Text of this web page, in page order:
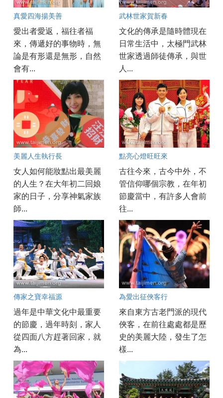
真愛四海揚美善
愛出者愛返，福往者福
來，傳遞好的事物時，無
論是有形還是無形，自然
會有...
武林世家賀新春
文化的傳承是隨時體現在
日常生活中，太極門武林
世家透過師徒傳承，與世
人...
美麗人生執行長
女人如何能妝點出最美麗
的人生？在大年初二回娘
家的日子，分享神氣家族
師...
點亮心燈旺旺來
古往今來，古今中外，不
管信仰哪個宗教，在年初
節慶當中，有許多人會前
往...
傳家之寶幸福源
過年是中華文化中最重要
的節慶，過年時刻，家人
從四面八方趕著回家，就
為...
為愛出征俠客行
來自東方古老門派的現代
俠客，在前往處處都是歷
史的美麗大陸，發生了怎
樣...